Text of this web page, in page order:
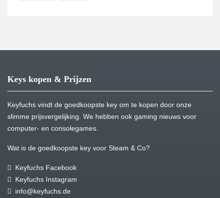
Keys kopen & Prijzen
Keyfuchs vindt de goedkoopste key om te kopen door onze
slimme prijsvergelijking. We hebben ook gaming nieuws voor
computer- en consolegames.
Wat is de goedkoopste key voor Steam & Co?
Keyfuchs Facebook
Keyfuchs Instagram
info@keyfuchs.de